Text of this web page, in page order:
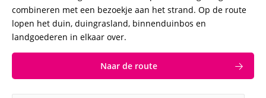
combineren met een bezoekje aan het strand. Op de route
lopen het duin, duingrasland, binnenduinbos en
landgoederen in elkaar over.
Naar de route